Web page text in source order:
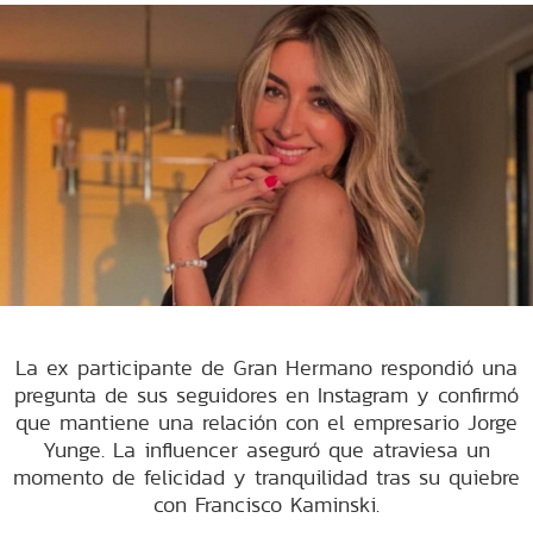
La ex participante de Gran Hermano respondió una
pregunta de sus seguidores en Instagram y confirmó
que mantiene una relación con el empresario Jorge
Yunge. La influencer aseguró que atraviesa un
momento de felicidad y tranquilidad tras su quiebre
con Francisco Kaminski.